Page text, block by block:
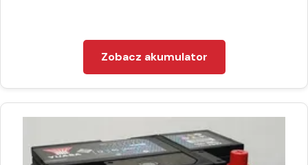
Zobacz akumulator